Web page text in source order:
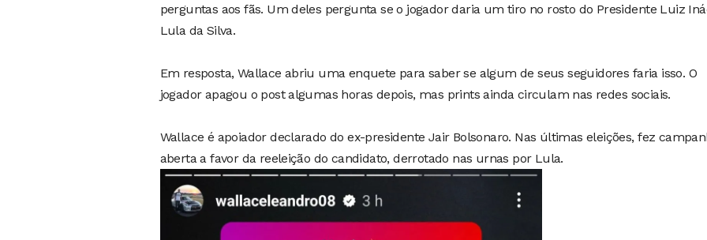
perguntas aos fãs. Um deles pergunta se o jogador daria um tiro no rosto do Presidente Luiz
Lula da Silva.
Em resposta, Wallace abriu uma enquete para saber se algum de seus seguidores faria isso. O
jogador apagou o post algumas horas depois, mas prints ainda circulam nas redes sociais.
Wallace é apoiador declarado do ex-presidente Jair Bolsonaro. Nas últimas eleições, fez
aberta a favor da reeleição do candidato, derrotado nas urnas por Lula.